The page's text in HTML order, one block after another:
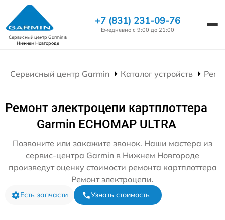
Сервисный центр Garminв
Нижнем Новгороде
+7 (831) 231-09-76
Ежедневно с 9:00 до 21:00
Сервисный центр Garmin Каталог устройств
Ремонт электроцепи картплоттера
Garmin ECHOMAP ULTRA
Позвоните или закажите звонок. Наши мастера из
сервис-центра Garmin в Нижнем Новгороде
произведут оценку стоимости ремонта картплоттера
Ремонт электроцепи.
Есть запчасти Узнать стоимость